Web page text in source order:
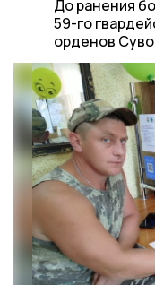
До ранения
59-го
орденов